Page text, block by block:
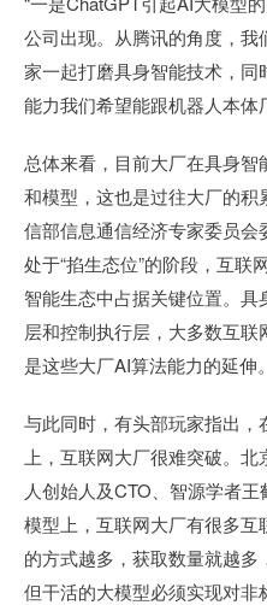
公司出现。从腾讯的角度，
家一起打磨具身智能技术，
能力我们希望能跟机器人本体
总体来看，目前大厂在具身
和模型，这也是过往大厂的
信部信息通信经济专家委员
处于“掐生态位”的阶段，互联
智能生态中占据关键位置。
层和控制执行层，大多数互
是这些大厂AI算法能力的延伸。
与此同时，有头部玩家指出
上，互联网大厂很难突破。
人创始人及CTO、智源学者
模型上，互联网大厂有很多
的方式越多，获取数量就越多
但干活的大模型必须实现对非